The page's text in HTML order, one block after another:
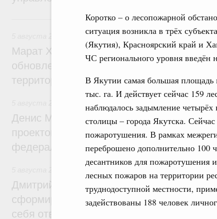
Коротко – о лесопожарной
ситуация возникла в трёх
(Якутия), Красноярский край и
ЧС регионального уровня введён
В Якутии самая большая площадь
тыс. га. И действует сейчас 159
наблюдалось задымление
столицы – города Якутска.
пожаротушения. В рамках
переброшено дополнительно 100
десантников для пожаротушения
лесных пожаров на территории
труднодоступной местности,
задействованы 188 человек
5 августа, среда
Жилищно-коммунальное хозяйство
Марат Хуснуллин: Более 4,3 тыс.
обновлено в России при участии Фонда
территорий
Инструменты развития территорий.
Денис Мантуров провёл совещание по
проектов института кураторства в
федеральном округе
Дмитрий Чернышенко: Всемирный
сформировал целое сообщество людей,
себя ответственность за будущее